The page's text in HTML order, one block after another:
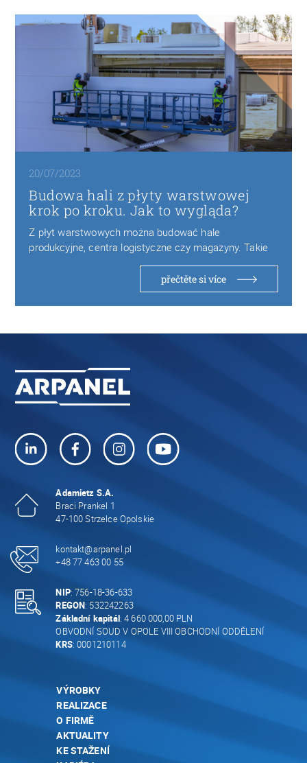
20/07/2023
Budowa hali z płyty warstwowej
krok po kroku. Jak to wygląda?
Z płyt warstwowych można budować hale
produkcyjne, centra logistyczne czy magazyny. Takie
přečtěte si více
Adamietz S.A.
Braci Prankel 1
47-100 Strzelce Opolskie
kontakt@arpanel.pl
+48 77 463 00 55
NIP: 756-18-36-633
REGON: 532242263
Základní kapitál: 4 660 000,00 PLN
OBVODNÍ SOUD V OPOLE VIII OBCHODNÍ ODDĚLENÍ
KRS: 0001210114
VÝROBKY
REALIZACE
O FIRMĚ
AKTUALITY
KE STAŽENÍ